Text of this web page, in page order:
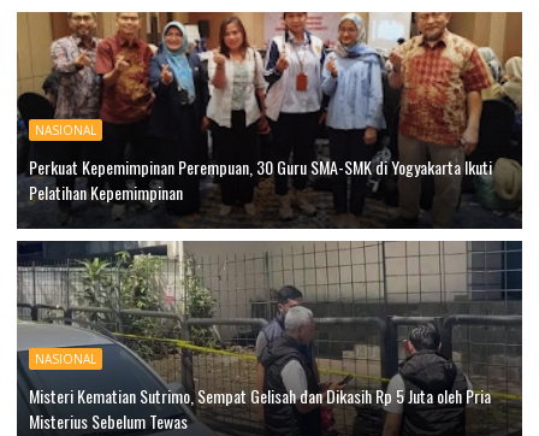
NASIONAL
Perkuat Kepemimpinan Perempuan, 30 Guru SMA-SMK di Yogyakarta Ikuti
Pelatihan Kepemimpinan
NASIONAL
Misteri Kematian Sutrimo, Sempat Gelisah dan Dikasih Rp 5 Juta oleh Pria
Misterius Sebelum Tewas